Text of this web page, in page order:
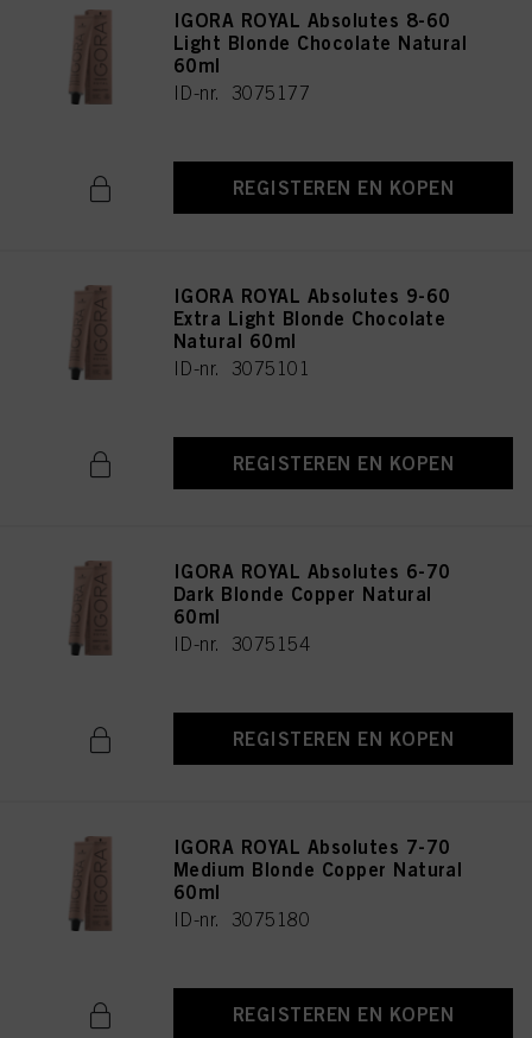
IGORA ROYAL Absolutes 8-60
Light Blonde Chocolate Natural
60ml
ID-nr. 3075177
REGISTEREN EN KOPEN
IGORA ROYAL Absolutes 9-60
Extra Light Blonde Chocolate
Natural 60ml
ID-nr. 3075101
REGISTEREN EN KOPEN
IGORA ROYAL Absolutes 6-70
Dark Blonde Copper Natural
60ml
ID-nr. 3075154
REGISTEREN EN KOPEN
IGORA ROYAL Absolutes 7-70
Medium Blonde Copper Natural
60ml
ID-nr. 3075180
REGISTEREN EN KOPEN